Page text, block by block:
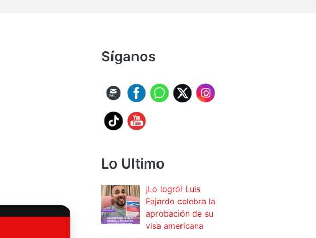
Síganos
Lo Ultimo
¡Lo logró! Luis
Fajardo celebra la
aprobación de su
visa americana